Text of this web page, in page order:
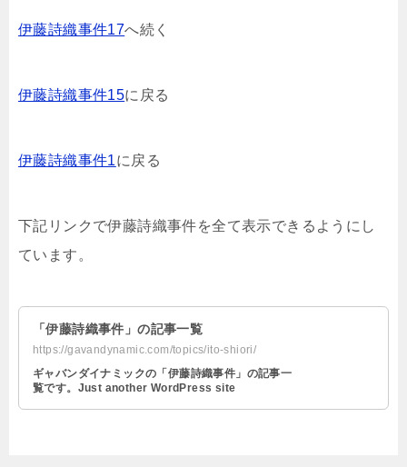
伊藤詩織事件17へ続く
伊藤詩織事件15に戻る
伊藤詩織事件1に戻る
下記リンクで伊藤詩織事件を全て表示できるようにし
ています。
「伊藤詩織事件」の記事一覧
https://gavandynamic.com/topics/ito-shiori/
ギャバンダイナミックの「伊藤詩織事件」の記事一
覧です。Just another WordPress site